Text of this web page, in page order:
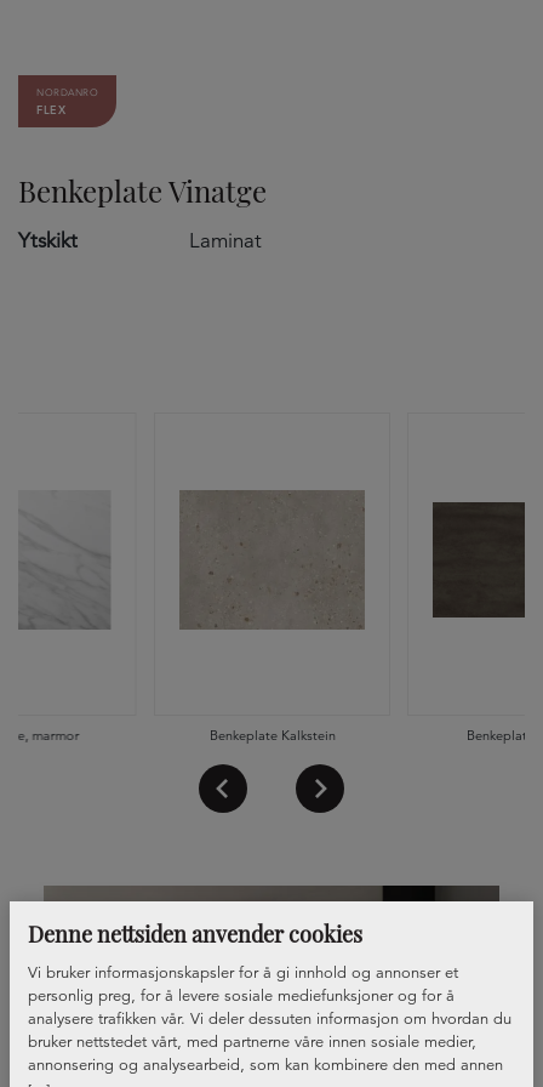
Denne nettsiden anvender cookies
Vi bruker informasjonskapsler for å gi innhold og annonser et
personlig preg, for å levere sosiale mediefunksjoner og for å
analysere trafikken vår. Vi deler dessuten informasjon om hvordan du
bruker nettstedet vårt, med partnerne våre innen sosiale medier,
annonsering og analysearbeid, som kan kombinere den med annen
Benkeplate Vinatge
NORDANRO
FLEX
Ytskikt Laminat
marmor Benkeplate Kalkstein Benkeplate